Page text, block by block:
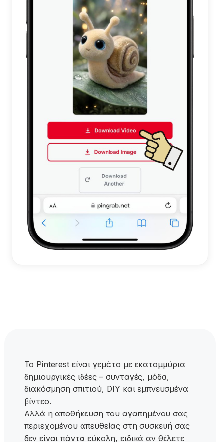
Το Pinterest είναι γεμάτο με εκατομμύρια
δημιουργικές ιδέες – συνταγές, μόδα,
διακόσμηση σπιτιού, DIY και εμπνευσμένα
βίντεο.
Αλλά η αποθήκευση του αγαπημένου σας
περιεχομένου απευθείας στη συσκευή σας
δεν είναι πάντα εύκολη, ειδικά αν θέλετε